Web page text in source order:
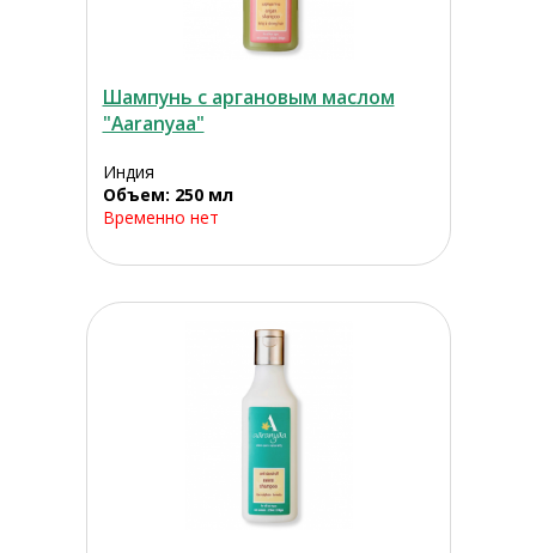
Шампунь с аргановым маслом
"Aaranyaa"
Индия
Объем: 250 мл
Временно нет